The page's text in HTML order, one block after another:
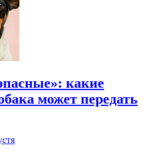
какие
может передать